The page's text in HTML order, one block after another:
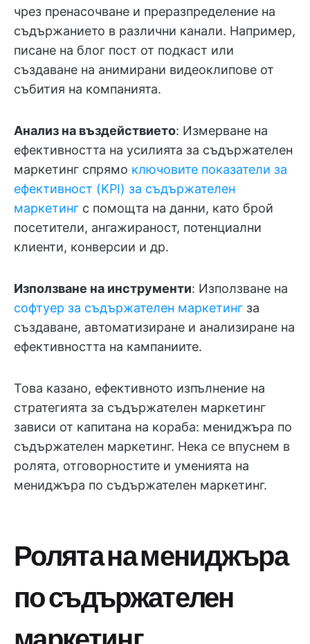
чрез пренасочване и преразпределение на
съдържанието в различни канали. Например,
писане на блог пост от подкаст или
създаване на анимирани видеоклипове от
събития на компанията.
Анализ на въздействието: Измерване на
ефективността на усилията за съдържателен
маркетинг спрямо ключовите показатели за
ефективност (KPI) за съдържателен
маркетинг с помощта на данни, като брой
посетители, ангажираност, потенциални
клиенти, конверсии и др.
Използване на инструменти: Използване на
софтуер за съдържателен маркетинг за
създаване, автоматизиране и анализиране на
ефективността на кампаниите.
Това казано, ефективното изпълнение на
стратегията за съдържателен маркетинг
зависи от капитана на кораба: мениджъра по
съдържателен маркетинг. Нека се впуснем в
ролята, отговорностите и уменията на
мениджъра по съдържателен маркетинг.
Ролята на мениджъра
по съдържателен